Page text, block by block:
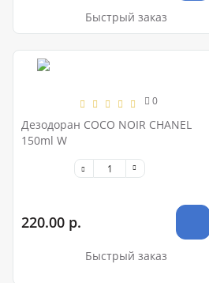
Быстрый заказ
0
Дезодоран COCO NOIR CHANEL
150ml W
220.00 р.
Быстрый заказ